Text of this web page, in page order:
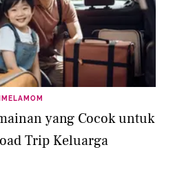
yang Cocok untuk
Trip Keluarga